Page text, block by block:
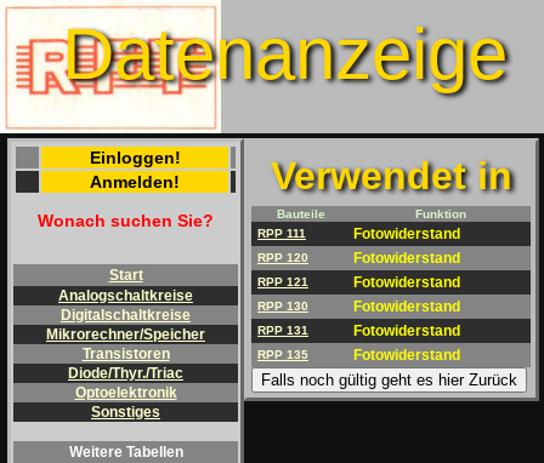
Datenanzeige
Einloggen!
Anmelden!
Wonach suchen Sie?
Start
Analogschaltkreise
Digitalschaltkreise
Mikrorechner/Speicher
Transistoren
Diode/Thyr./Triac
Optoelektronik
Sonstiges
Weitere Tabellen
Verwendet in
Bauteile
Funktion
RPP 111
Fotowiderstand
RPP 120 Fotowiderstand
RPP 121 Fotowiderstand
RPP 130 Fotowiderstand
RPP 131 Fotowiderstand
RPP 135 Fotowiderstand
Falls noch gültig geht es hier Zurück